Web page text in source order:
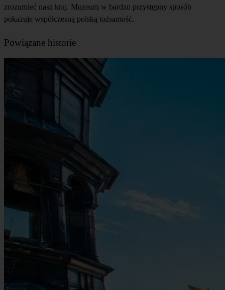
zrozumieć nasz kraj. Muzeum w bardzo przystępny sposób
pokazuje współczesną polską tożsamość.
Powiązane historie